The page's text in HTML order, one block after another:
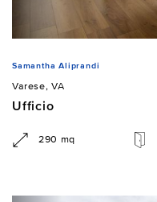
Samantha Aliprandi
Varese, VA
Ufficio
290 mq